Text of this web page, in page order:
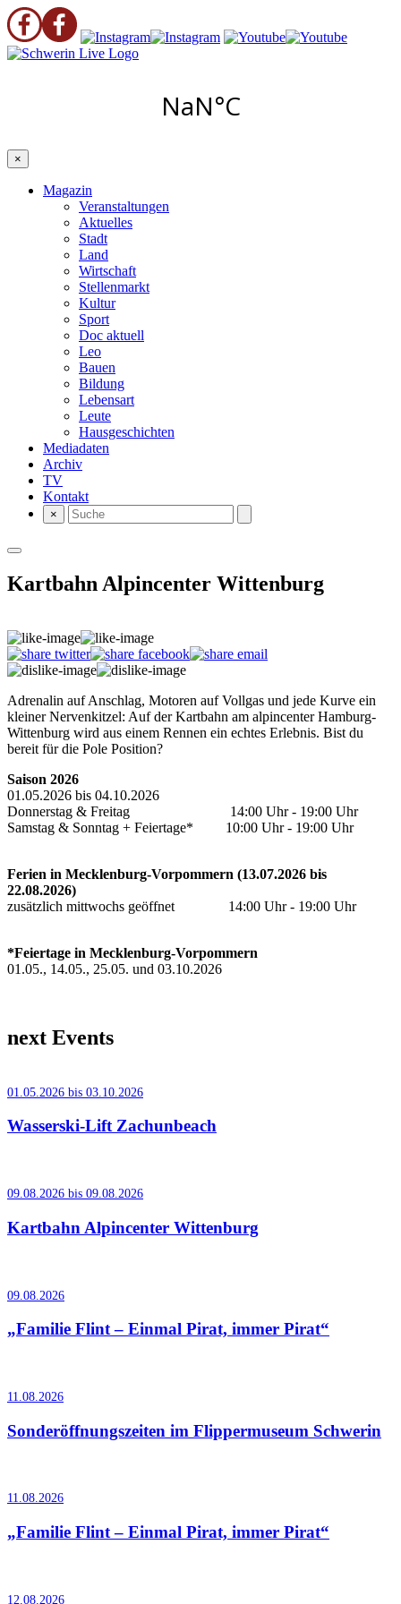
×
Magazin
Veranstaltungen
Aktuelles
Stadt
Land
Wirtschaft
Stellenmarkt
Kultur
Sport
Doc aktuell
Leo
Bauen
Bildung
Lebensart
Leute
Hausgeschichten
Mediadaten
Archiv
TV
Kontakt
×
Kartbahn Alpincenter Wittenburg
Adrenalin auf Anschlag, Motoren auf Vollgas und jede Kurve ein
kleiner Nervenkitzel: Auf der Kartbahn am alpincenter Hamburg-
Wittenburg wird aus einem Rennen ein echtes Erlebnis. Bist du
bereit für die Pole Position?
Saison 2026
01.05.2026 bis 04.10.2026
Donnerstag & Freitag 14:00 Uhr - 19:00 Uhr
Samstag & Sonntag + Feiertage* 10:00 Uhr - 19:00 Uhr
Ferien in Mecklenburg-Vorpommern (13.07.2026 bis
22.08.2026)
zusätzlich mittwochs geöffnet 14:00 Uhr - 19:00 Uhr
*Feiertage in Mecklenburg-Vorpommern
01.05., 14.05., 25.05. und 03.10.2026
next Events
01.05.2026 bis 03.10.2026
Wasserski-Lift Zachunbeach
09.08.2026 bis 09.08.2026
Kartbahn Alpincenter Wittenburg
09.08.2026
„Familie Flint – Einmal Pirat, immer Pirat“
11.08.2026
Sonderöffnungszeiten im Flippermuseum Schwerin
11.08.2026
„Familie Flint – Einmal Pirat, immer Pirat“
12.08.2026